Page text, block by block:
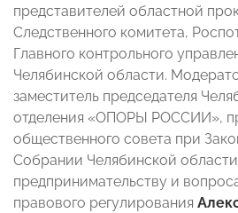
представителей областной
Следственного комитета,
Главного контрольного
Челябинской области.
заместитель председателя
отделения «ОПОРЫ РОССИИ»,
общественного совета при
Собрании Челябинской
предпринимательству и
правового регулирования